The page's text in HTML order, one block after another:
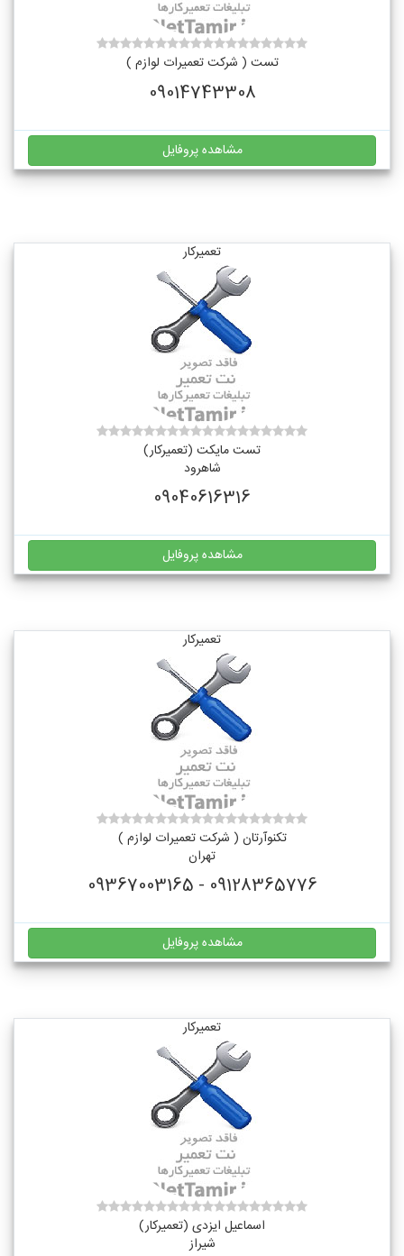
تست ( شرکت تعمیرات لوازم )
09014743308
مشاهده پروفایل
تعمیرکار
تست مایکت (تعمیرکار)
شاهرود
09040616316
مشاهده پروفایل
تعمیرکار
تکنوآرتان ( شرکت تعمیرات لوازم )
تهران
09128365776 - 09367003165
مشاهده پروفایل
تعمیرکار
اسماعیل ایزدی (تعمیرکار)
شیراز